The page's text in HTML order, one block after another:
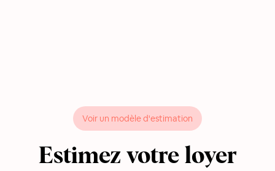
Voir un modèle d'estimation
Estimez votre loyer